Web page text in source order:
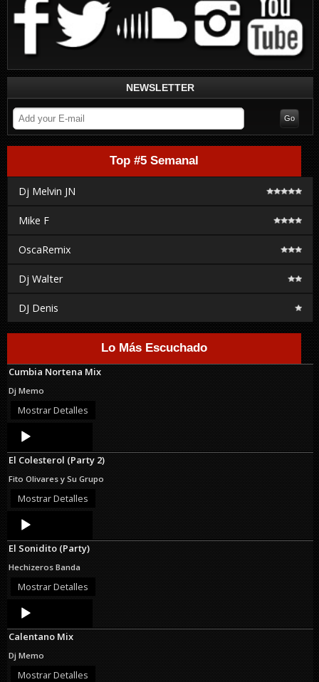
NEWSLETTER
Top #5 Semanal
Dj Melvin JN
Mike F
OscaRemix
Dj Walter
DJ Denis
Lo Más Escuchado
Cumbia Nortena Mix
Dj Memo
Mostrar Detalles
Audio
Player
El Colesterol (Party 2)
Fito Olivares y Su Grupo
Mostrar Detalles
Audio
Player
El Sonidito (Party)
Hechizeros Banda
Mostrar Detalles
Audio
Player
Calentano Mix
Dj Memo
Mostrar Detalles